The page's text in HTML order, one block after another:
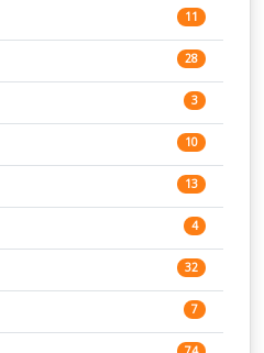
169
7
4
133
146
231
134
2
11
28
3
10
13
4
32
7